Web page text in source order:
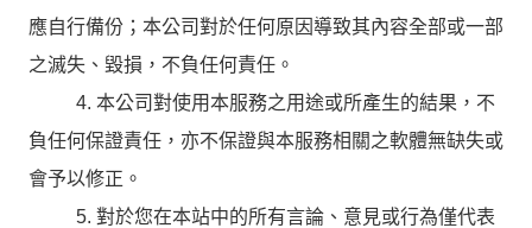
應自行備份；本公司對於任何原因導致其內容全部或一部
之滅失、毀損，不負任何責任。
4. 本公司對使用本服務之用途或所產生的結果，不
負任何保證責任，亦不保證與本服務相關之軟體無缺失或
會予以修正。
5. 對於您在本站中的所有言論、意見或行為僅代表